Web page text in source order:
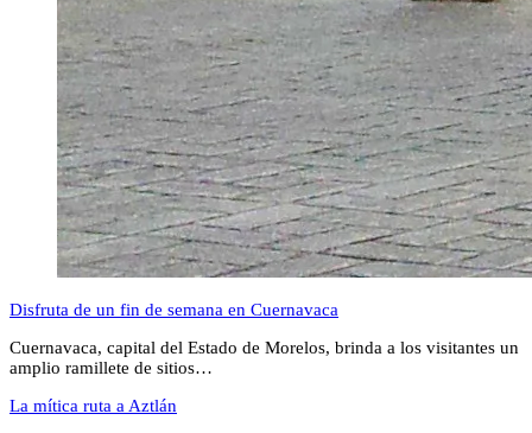
Disfruta de un fin de semana en Cuernavaca
Cuernavaca, capital del Estado de Morelos, brinda a los visitantes un
amplio ramillete de sitios…
La mítica ruta a Aztlán